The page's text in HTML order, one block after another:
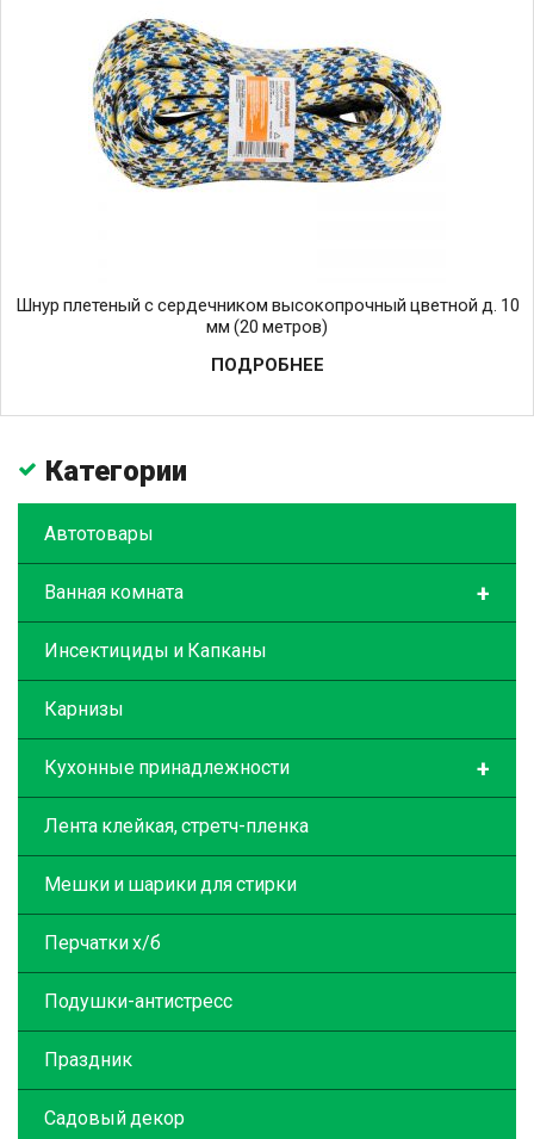
Шнур плетеный с сердечником высокопрочный цветной д. 10
мм (20 метров)
ПОДРОБНЕЕ
Категории
Автотовары
+
Ванная комната
Инсектициды и Капканы
Карнизы
+
Кухонные принадлежности
Лента клейкая, стретч-пленка
Мешки и шарики для стирки
Перчатки х/б
Подушки-антистресс
Праздник
Садовый декор